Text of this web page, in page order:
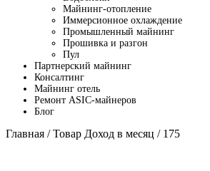
Майнинг-отопление
Иммерсионное охлаждение
Промышленный майнинг
Прошивка и разгон
Пул
Партнерский майнинг
Консалтинг
Майнинг отель
Ремонт ASIC-майнеров
Блог
Главная / Товар Доход в месяц / 175